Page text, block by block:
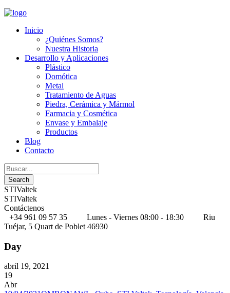
Inicio
¿Quiénes Somos?
Nuestra Historia
Desarrollo y Aplicaciones
Plástico
Domótica
Metal
Tratamiento de Aguas
Piedra, Cerámica y Mármol
Farmacia y Cosmética
Envase y Embalaje
Productos
Blog
Contacto
STIValtek
STIValtek
Contáctenos
+34 961 09 57 35
Lunes - Viernes 08:00 - 18:30
Riu
Tuéjar, 5 Quart de Poblet 46930
Day
abril 19, 2021
19
Abr